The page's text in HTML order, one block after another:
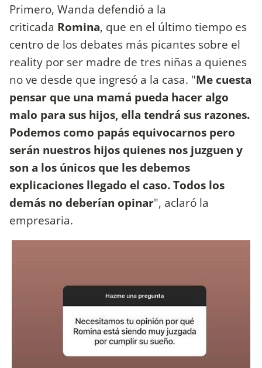
Primero, Wanda defendió a la
criticada Romina, que en el último tiempo es
centro de los debates más picantes sobre el
reality por ser madre de tres niñas a quienes
no ve desde que ingresó a la casa. "Me cuesta
pensar que una mamá pueda hacer algo
malo para sus hijos, ella tendrá sus razones.
Podemos como papás equivocarnos pero
serán nuestros hijos quienes nos juzguen y
son a los únicos que les debemos
explicaciones llegado el caso. Todos los
demás no deberían opinar", aclaró la
empresaria.